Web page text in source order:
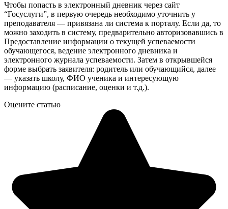
Чтобы попасть в электронный дневник через сайт
“Госуслуги”, в первую очередь необходимо уточнить у
преподавателя — привязана ли система к порталу. Если да, то
можно заходить в систему, предварительно авторизовавшись в
Предоставление информации о текущей успеваемости
обучающегося, ведение электронного дневника и
электронного журнала успеваемости. Затем в открывшейся
форме выбрать заявителя: родитель или обучающийся, далее
— указать школу, ФИО ученика и интересующую
информацию (расписание, оценки и т.д.).
Оцените статью